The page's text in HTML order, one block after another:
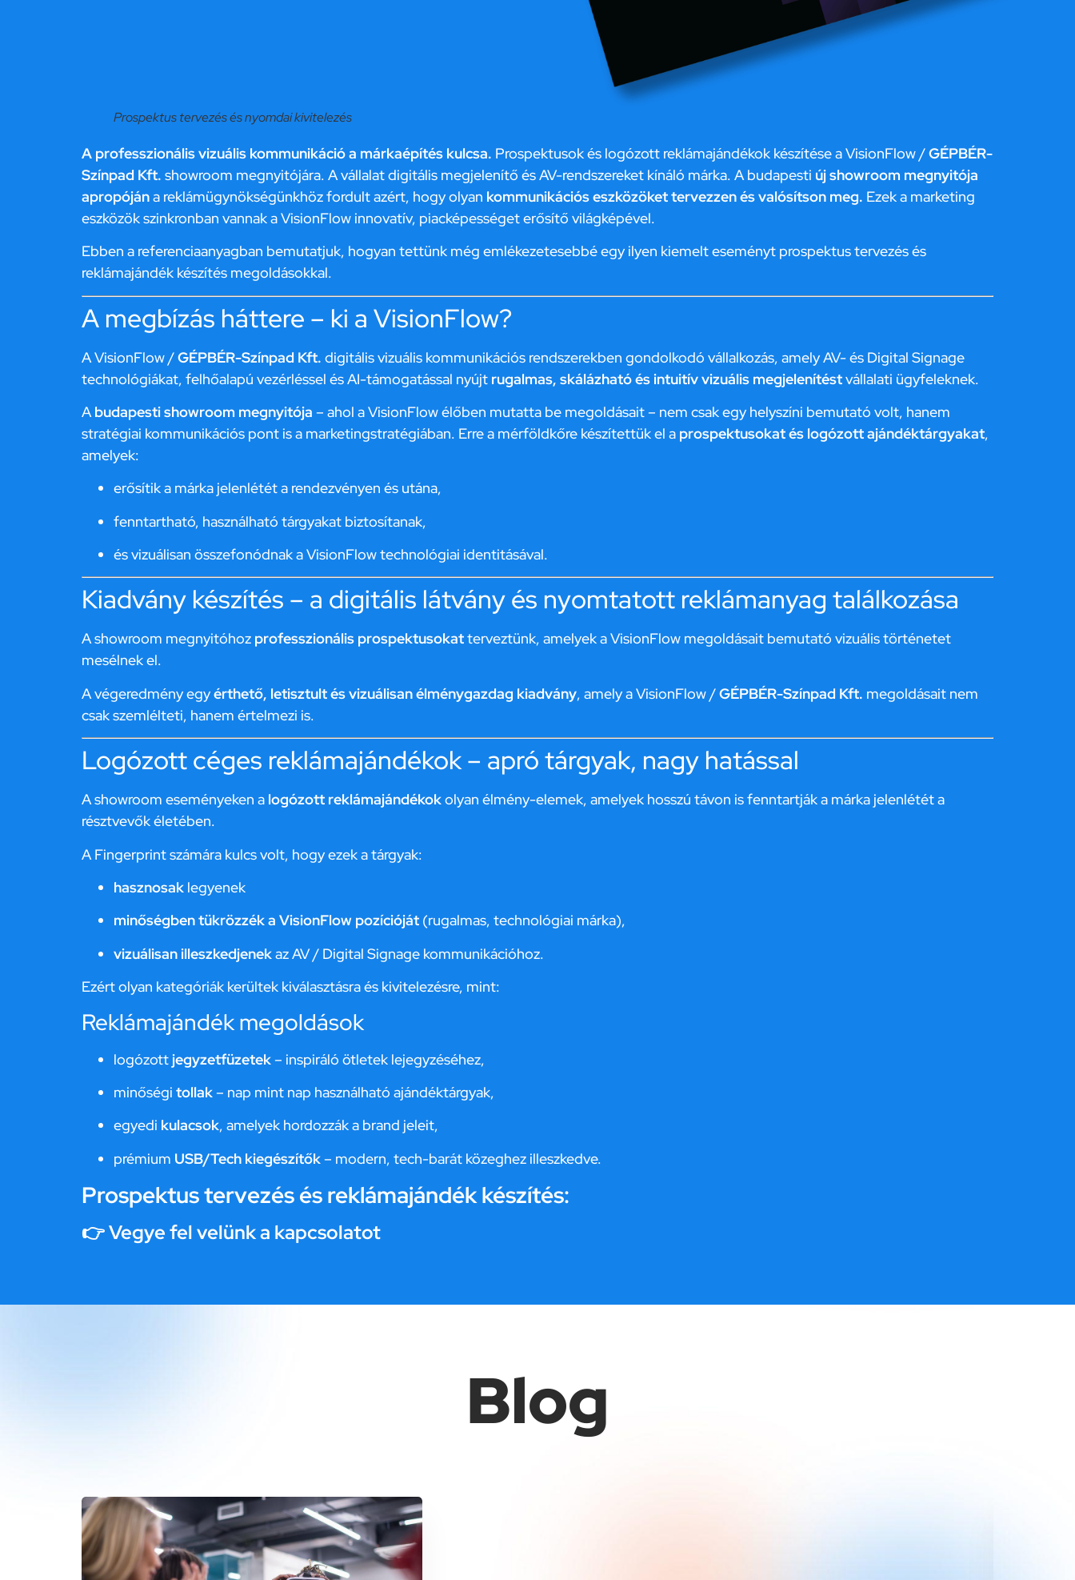
Prospektus tervezés és nyomdai kivitelezés
A professzionális vizuális kommunikáció a márkaépítés kulcsa. Prospektusok és logózott reklámajándékok készítése a VisionFlow /GÉPBÉR-
Színpad Kft. showroom megnyitójára. A vállalat digitális megjelenítő és AV-rendszereket kínáló márka. A budapesti új showroom megnyitója
apropójána reklámügynökségünkhöz fordult azért, hogy olyan kommunikációs eszközöket tervezzen és valósítson meg. Ezek a marketing
eszközök szinkronban vannak a VisionFlow innovatív, piacképességet erősítő világképével.
Ebben a referenciaanyagban bemutatjuk, hogyan tettünk még emlékezetesebbé egy ilyen kiemelt eseményt prospektus tervezés és
reklámajándék készítés megoldásokkal.
A megbízás háttere – ki a VisionFlow?
A VisionFlow /GÉPBÉR-Színpad Kft. digitális vizuális kommunikációs rendszerekben gondolkodó vállalkozás, amely AV- és Digital Signage
technológiákat, felhőalapú vezérléssel és AI-támogatással nyújt rugalmas, skálázható és intuitív vizuális megjelenítéstvállalati ügyfeleknek.
Abudapesti showroom megnyitója – ahol a VisionFlow élőben mutatta be megoldásait – nem csak egy helyszíni bemutató volt, hanem
stratégiai kommunikációs pont is a marketingstratégiában. Erre a mérföldkőre készítettük el a prospektusokat és logózott ajándéktárgyakat,
amelyek:
erősítik a márka jelenlétét a rendezvényen és utána,
fenntartható, használható tárgyakat biztosítanak,
és vizuálisan összefonódnak a VisionFlow technológiai identitásával.
Kiadvány készítés – a digitális látvány és nyomtatott reklámanyag találkozása
A showroom megnyitóhoz professzionális prospektusokatterveztünk, amelyek a VisionFlow megoldásait bemutató vizuális történetet
mesélnek el.
A végeredmény egyérthető, letisztult és vizuálisan élménygazdag kiadvány, amely a VisionFlow /GÉPBÉR-Színpad Kft. megoldásait nem
csak szemlélteti, hanem értelmezi is.
Logózott céges reklámajándékok – apró tárgyak, nagy hatással
A showroom eseményeken a logózott reklámajándékokolyan élmény-elemek, amelyek hosszú távon is fenntartják a márka jelenlétét a
résztvevők életében.
A Fingerprint számára kulcs volt, hogy ezek a tárgyak:
hasznosak legyenek
minőségben tükrözzék a VisionFlow pozícióját (rugalmas, technológiai márka),
vizuálisan illeszkedjenekaz AV / Digital Signage kommunikációhoz.
Ezért olyan kategóriák kerültek kiválasztásra és kivitelezésre, mint:
Reklámajándék megoldások
logózott jegyzetfüzetek– inspiráló ötletek lejegyzéséhez,
minőségi tollak– nap mint nap használható ajándéktárgyak,
egyedi kulacsok, amelyek hordozzák a brand jeleit,
prémium USB/Tech kiegészítők– modern, tech-barát közeghez illeszkedve.
Prospektus tervezés és reklámajándék készítés:
👉 Vegye fel velünk a kapcsolatot
Blog